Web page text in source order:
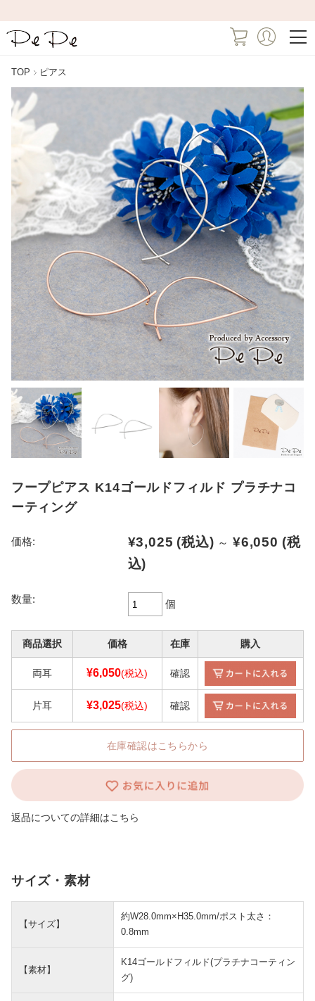
TOP ピアス
フープピアス K14ゴールドフィルド プラチナコ
ーティング
価格: ¥3,025 (税込) ～ ¥6,050 (税
込)
数量: 個
商品選択 価格 在庫 購入
両耳 ¥6,050(税込) 確認
片耳 ¥3,025(税込) 確認
在庫確認はこちらから
返品についての詳細はこちら
サイズ・素材
【サイズ】
約W28.0mm×H35.0mm/ポスト太さ：
0.8mm
【素材】
K14ゴールドフィルド(プラチナコーティン
グ)